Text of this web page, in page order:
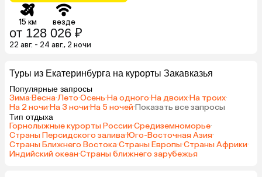
15 км везде
от 128 026 ₽
22 авг. - 24 авг., 2 ночи
Туры из Екатеринбурга на курорты Закавказья
Популярные запросы
Зима·Весна·Лето·Осень·На одного·На двоих·На троих·
На 2 ночи·На 3 ночи·На 5 ночей·Показать все запросы
Тип отдыха
Горнолыжные курорты России·Средиземноморье·
Страны Персидского залива·Юго-Восточная Азия·
Страны Ближнего Востока·Страны Европы·Страны Африки·
Индийский океан·Страны ближнего зарубежья